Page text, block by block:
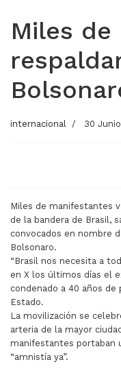
Miles de
internacional 30
Miles de manifestantes
de la bandera de Brasil,
convocados en nombre
Bolsonaro.
“Brasil nos necesita a
en X los últimos días el
condenado a 40 años
Estado.
La movilización se
arteria de la mayor
manifestantes portaban
“amnistía ya”.